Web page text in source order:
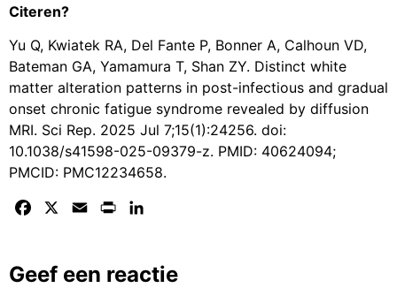
Citeren?
Yu Q, Kwiatek RA, Del Fante P, Bonner A, Calhoun VD,
Bateman GA, Yamamura T, Shan ZY. Distinct white
matter alteration patterns in post-infectious and gradual
onset chronic fatigue syndrome revealed by diffusion
MRI. Sci Rep. 2025 Jul 7;15(1):24256. doi:
10.1038/s41598-025-09379-z. PMID: 40624094;
PMCID: PMC12234658.
Facebook Email Print
Geef een reactie